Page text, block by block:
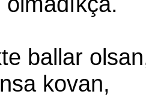
ballar
kovan,